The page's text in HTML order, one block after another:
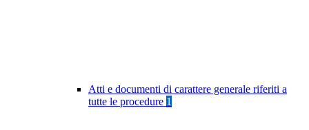
Atti e documenti di carattere generale riferiti a
tutte le procedure 1